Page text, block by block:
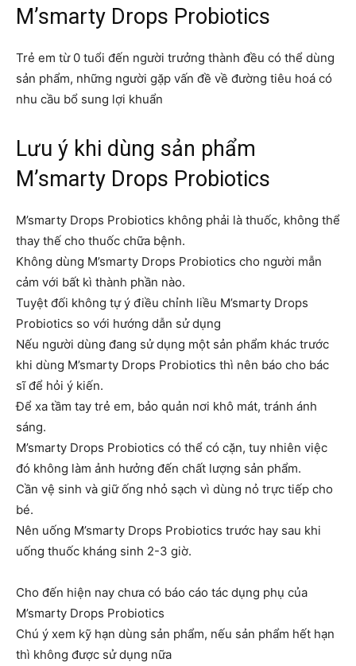
M’smarty Drops Probiotics
Trẻ em từ 0 tuổi đến người trưởng thành đều có thể dùng
sản phẩm, những người gặp vấn đề về đường tiêu hoá có
nhu cầu bổ sung lợi khuẩn
Lưu ý khi dùng sản phẩm
M’smarty Drops Probiotics
M’smarty Drops Probiotics không phải là thuốc, không thể
thay thế cho thuốc chữa bệnh.
Không dùng M’smarty Drops Probiotics cho người mẫn
cảm với bất kì thành phần nào.
Tuyệt đối không tự ý điều chỉnh liều M’smarty Drops
Probiotics so với hướng dẫn sử dụng
Nếu người dùng đang sử dụng một sản phẩm khác trước
khi dùng M’smarty Drops Probiotics thì nên báo cho bác
sĩ để hỏi ý kiến.
Để xa tầm tay trẻ em, bảo quản nơi khô mát, tránh ánh
sáng.
M’smarty Drops Probiotics có thể có cặn, tuy nhiên việc
đó không làm ảnh hưởng đến chất lượng sản phẩm.
Cần vệ sinh và giữ ống nhỏ sạch vì dùng nỏ trực tiếp cho
bé.
Nên uống M’smarty Drops Probiotics trước hay sau khi
uống thuốc kháng sinh 2-3 giờ.
Cho đến hiện nay chưa có báo cáo tác dụng phụ của
M’smarty Drops Probiotics
Chú ý xem kỹ hạn dùng sản phẩm, nếu sản phẩm hết hạn
thì không được sử dụng nữa